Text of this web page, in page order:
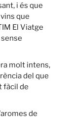
i és que
que
El Viatge
molt intens,
del que
fàcil de
de